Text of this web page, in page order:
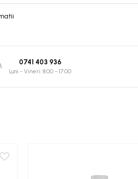
0741 403 936
Luni - Vineri: 8:00 - 17:00